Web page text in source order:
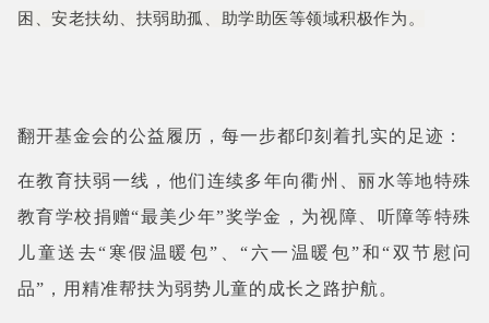
困、安老扶幼、扶弱助孤、助学助医等领域积极作为。
翻开基金会的公益履历，每一步都印刻着扎实的足迹：
在教育扶弱一线 ，他们连续多年向衢州、丽水等地特殊
教育学校捐赠“最美少年”奖学金，为视障、听障等特殊
儿童送去“寒假温暖包”、“六一温暖包”和“双节慰问
品”，用精准帮扶为弱势儿童的成长之路护航。